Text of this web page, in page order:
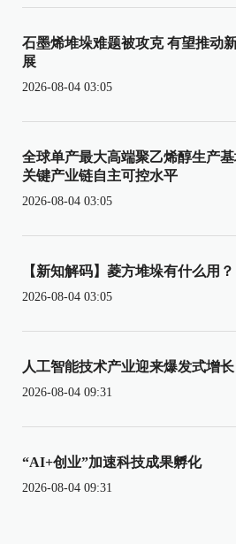
石墨烯堆垛难题被攻克 有望推动
展
2026-08-04 03:05
全球单产最大高端聚乙烯醇生产
关键产业链自主可控水平
2026-08-04 03:05
【新知解码】菱方堆垛有什么用？
2026-08-04 03:05
人工智能技术产业迎来爆发式增长
2026-08-04 09:31
“AI+创业”加速科技成果孵化
2026-08-04 09:31